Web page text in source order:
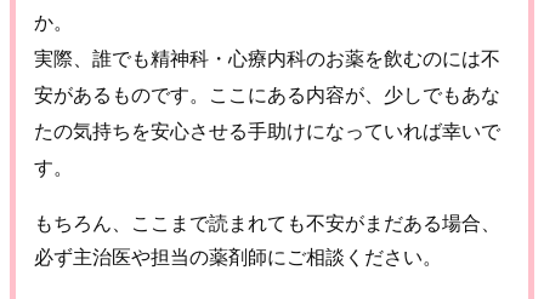
か。
実際、誰でも精神科・心療内科のお薬を飲むのには不
安があるものです。ここにある内容が、少しでもあな
たの気持ちを安心させる手助けになっていれば幸いで
す。
もちろん、ここまで読まれても不安がまだある場合、
必ず主治医や担当の薬剤師にご相談ください。